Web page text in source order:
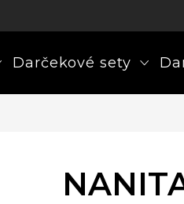
Darčekové sety